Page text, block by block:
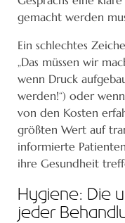
gemacht werden
Ein schlechtes
„Das müssen wir
wenn Druck
werden!“) oder
von den Kosten
größten Wert auf
informierte
ihre Gesundheit
Hygiene: Die
jeder